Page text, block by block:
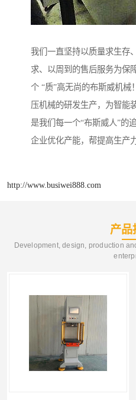
我们一直坚持以质量求生存
求、以周到的售后服务为保
个 “质”高无尚的布斯威机
压机械的研发生产，为智能
是我们每一个“布斯威人”的
企业优化产能，帮提高生产
http://www.busiwei888.com
产品
Development, design, production